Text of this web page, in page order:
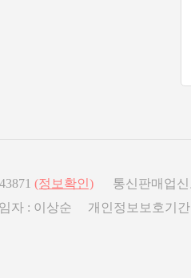
(정보확인) 통신판매업신
자 : 이상순 개인정보보호기간